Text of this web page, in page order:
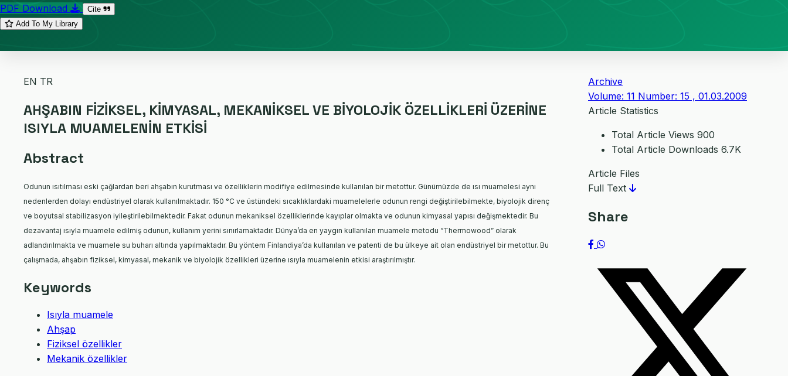
PDF Download
Cite
Add To My Library
EN TR
AHŞABIN FİZİKSEL, KİMYASAL, MEKANİKSEL VE BİYOLOJİK ÖZELLİKLERİ ÜZERİNE
ISIYLA MUAMELENİN ETKİSİ
Abstract
Odunun ısıtılması eski çağlardan beri ahşabın kurutması ve özelliklerin modifiye edilmesinde kullanılan birmetottur. Günümüzde de ısı muamelesi aynı
nedenlerden dolayı endüstriyel olarak kullanılmaktadır. 150 °C ve üstündeki sıcaklıklardaki muamelelerle odunun rengi değiştirilebilmekte, biyolojik direnç
ve boyutsal stabilizasyon iyileştirilebilmektedir. Fakat odunun mekaniksel özelliklerinde kayıplar olmakta ve odunun kimyasal yapısı değişmektedir. Bu
dezavantaj ısıyla muamele edilmiş odunun, kullanım yerini sınırlamaktadır. Dünya’da en yaygın kullanılan muamele metodu “Thermowood” olarak
adlandırılmakta ve muamele su buharı altında yapılmaktadır. Bu yöntem Finlandiya’da kullanılan ve patenti de bu ülkeye ait olan endüstriyel birmetottur. Bu
çalışmada, ahşabın fiziksel, kimyasal, mekanik ve biyolojik özellikleri üzerine ısıyla muamelenin etkisi araştırılmıştır.
Keywords
Isıyla muamele
Ahşap
Fiziksel özellikler
Mekanik özellikler
Archive
Volume: 11 Number: 15 , 01.03.2009
Article Statistics
Total Article Views 900
Total Article Downloads 6.7K
Article Files
Full Text
Share